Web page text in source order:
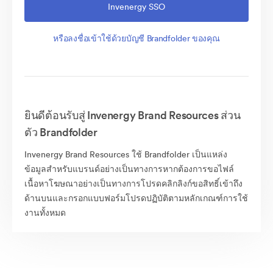
Invenergy SSO
หรือลงชื่อเข้าใช้ด้วยบัญชี Brandfolder ของคุณ
ยินดีต้อนรับสู่ Invenergy Brand Resources ส่วน
ตัว Brandfolder
Invenergy Brand Resources ใช้ Brandfolder เป็นแหล่ง
ข้อมูลสำหรับแบรนด์อย่างเป็นทางการหากต้องการขอไฟล์
เนื้อหาโฆษณาอย่างเป็นทางการโปรดคลิกลิงก์ขอสิทธิ์เข้าถึง
ด้านบนและกรอกแบบฟอร์มโปรดปฏิบัติตามหลักเกณฑ์การใช้
งานทั้งหมด